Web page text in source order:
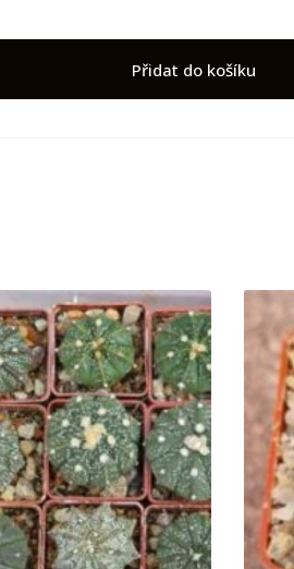
Přidat do košíku